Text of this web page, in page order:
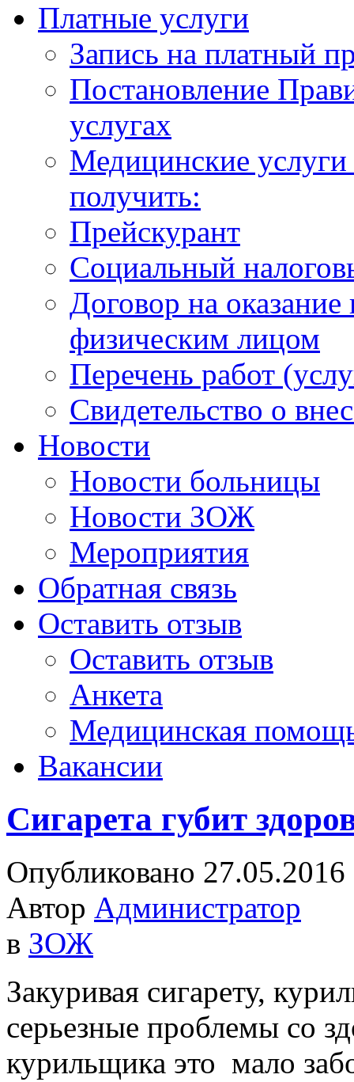
Платные услуги
Запись на платный
Постановление
услугах
Медицинские
получить:
Прейскурант
Социальный
Договор на
физическим лицом
Перечень работ
Свидетельство о
Новости
Новости больницы
Новости ЗОЖ
Мероприятия
Обратная связь
Оставить отзыв
Оставить отзыв
Анкета
Медицинская
Вакансии
Сигарета губит
Опубликовано 27.05.2016
Автор Администратор
в ЗОЖ
Закуривая сигарету,
серьезные проблемы со
курильщика это мало